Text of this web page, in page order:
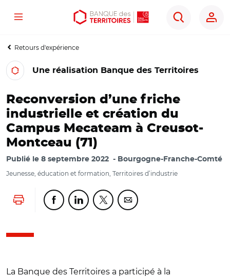
Aller
contenu
Aller
menu
Ouvrir
outils
Menu
Rechercher
Retours d'expérience
Une réalisation Banque des Territoires
Reconversion d’une friche
industrielle et création du
Campus Mecateam à Creusot-
Montceau (71)
Publié le 8 septembre 2022 Bourgogne-Franche-Comté
Jeunesse, éducation et formation, Territoires d’industrie
Lancer l'impressionPartager cette page sur Facebook
Partager cette page sur Linkedin
Partager cette page sur Twitter
Partager cette page sur
La Banque des Territoires a participé à la